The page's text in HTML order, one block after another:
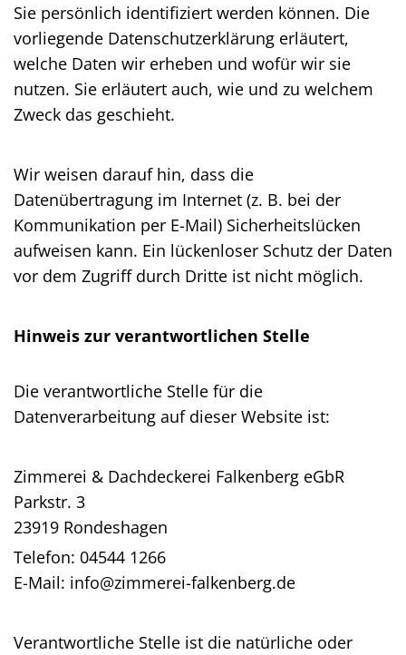
Sie persönlich identifiziert werden können. Die
vorliegende Datenschutzerklärung erläutert,
welche Daten wir erheben und wofür wir sie
nutzen. Sie erläutert auch, wie und zu welchem
Zweck das geschieht.
Wir weisen darauf hin, dass die
Datenübertragung im Internet (z. B. bei der
Kommunikation per E-Mail) Sicherheitslücken
aufweisen kann. Ein lückenloser Schutz der Daten
vor dem Zugriff durch Dritte ist nicht möglich.
Hinweis zur verantwortlichen Stelle
Die verantwortliche Stelle für die
Datenverarbeitung auf dieser Website ist:
Zimmerei & Dachdeckerei Falkenberg eGbR
Parkstr. 3
23919 Rondeshagen
Telefon: 04544 1266
E-Mail: info@zimmerei-falkenberg.de
Verantwortliche Stelle ist die natürliche oder